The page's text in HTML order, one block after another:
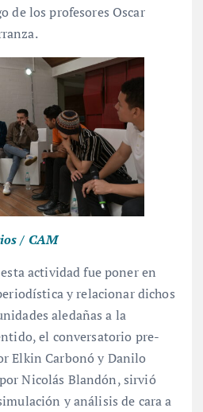
de los profesores Oscar
/ CAM
actividad fue poner en
y relacionar dichos
aledañas a la
el conversatorio pre-
Elkin Carbonó y Danilo
Nicolás Blandón, sirvió
y análisis de cara a